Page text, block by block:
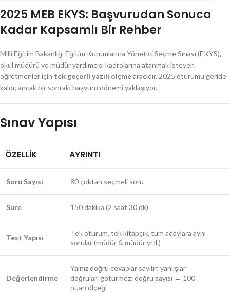
2025 MEB EKYS: Başvurudan Sonuca
Kadar Kapsamlı Bir Rehber
Millî Eğitim Bakanlığı Eğitim Kurumlarına Yönetici Seçme Sınavı (EKYS),
okul müdürü ve müdür yardımcısı kadrolarına atanmak isteyen
öğretmenler için tek geçerli yazılı ölçmearacıdır. 2025 oturumu geride
kaldı; ancak bir sonraki başvuru dönemi yaklaşıyor.
Sınav Yapısı
ÖZELLIK AYRINTI
Soru Sayısı 80 çoktan seçmeli soru
Süre 150 dakika (2 saat 30 dk)
Test Yapısı
Tek oturum, tek kitapçık, tüm adaylara aynı
sorular (müdür & müdür yrd.)
Değerlendirme
Yalnız doğru cevaplar sayılır; yanlışlar
doğruları götürmez; doğru sayısı → 100
puan ölçeği